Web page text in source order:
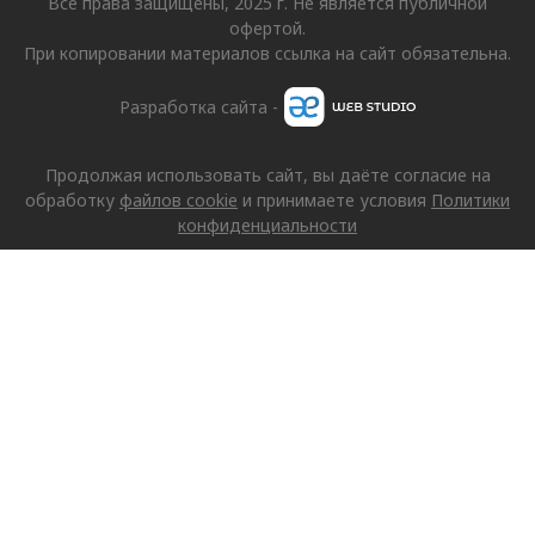
офертой.
При копировании материалов ссылка на сайт обязательна.
Разработка сайта -
Продолжая использовать сайт, вы даёте согласие на
обработку файлов cookie и принимаете условия Политики
конфиденциальности